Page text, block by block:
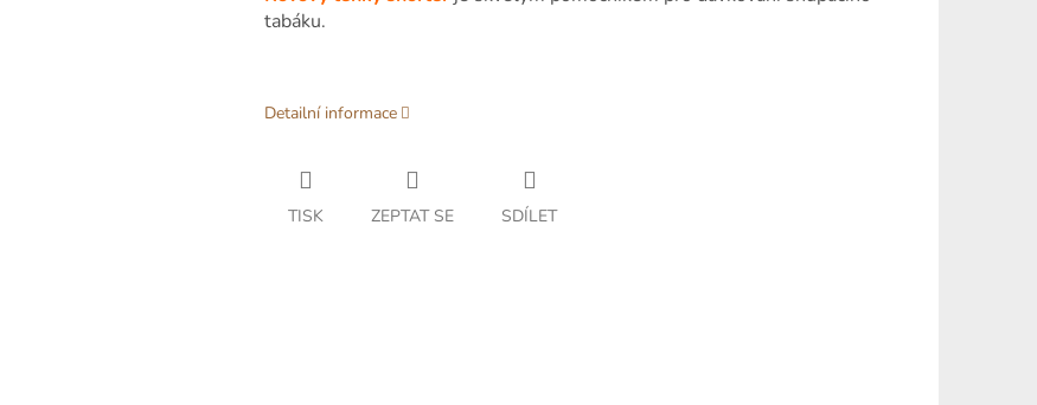
tabáku.
Detailní informace
TISK ZEPTAT SE SDÍLET